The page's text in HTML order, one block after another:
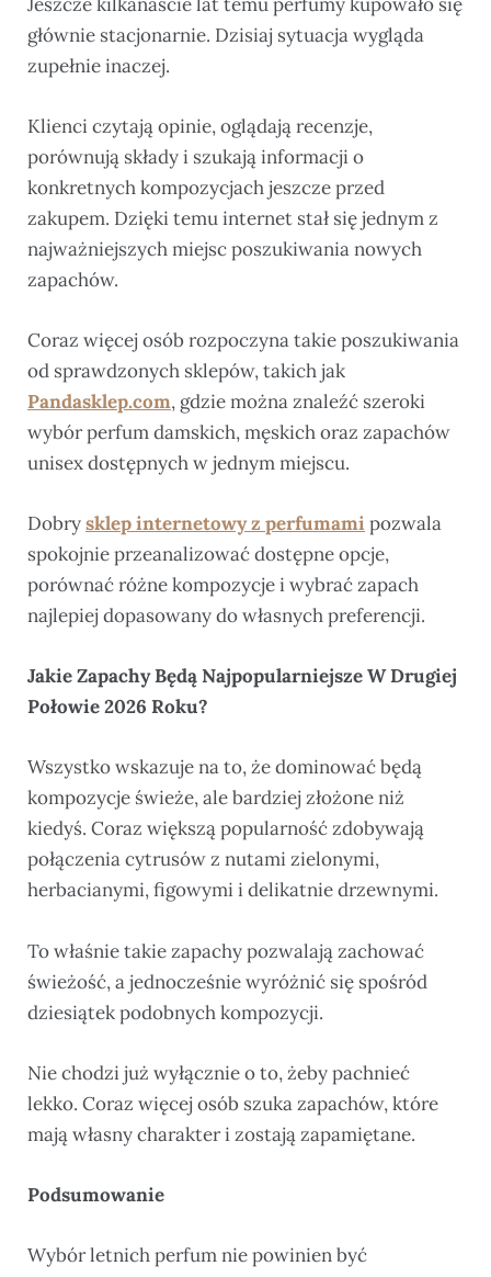
głównie stacjonarnie. Dzisiaj sytuacja wygląda
zupełnie inaczej.
Klienci czytają opinie, oglądają recenzje,
porównują składy i szukają informacji o
konkretnych kompozycjach jeszcze przed
zakupem. Dzięki temu internet stał się jednym z
najważniejszych miejsc poszukiwania nowych
zapachów.
Coraz więcej osób rozpoczyna takie poszukiwania
od sprawdzonych sklepów, takich jak
Pandasklep.com, gdzie można znaleźć szeroki
wybór perfum damskich, męskich oraz zapachów
unisex dostępnych w jednym miejscu.
Dobrysklep internetowy z perfumamipozwala
spokojnie przeanalizować dostępne opcje,
porównać różne kompozycje i wybrać zapach
najlepiej dopasowany do własnych preferencji.
Jakie Zapachy Będą Najpopularniejsze W Drugiej
Połowie 2026 Roku?
Wszystko wskazuje na to, że dominować będą
kompozycje świeże, ale bardziej złożone niż
kiedyś. Coraz większą popularność zdobywają
połączenia cytrusów z nutami zielonymi,
herbacianymi, figowymi i delikatnie drzewnymi.
To właśnie takie zapachy pozwalają zachować
świeżość, a jednocześnie wyróżnić się spośród
dziesiątek podobnych kompozycji.
Nie chodzi już wyłącznie o to, żeby pachnieć
lekko. Coraz więcej osób szuka zapachów, które
mają własny charakter i zostają zapamiętane.
Podsumowanie
Wybór letnich perfum nie powinien być